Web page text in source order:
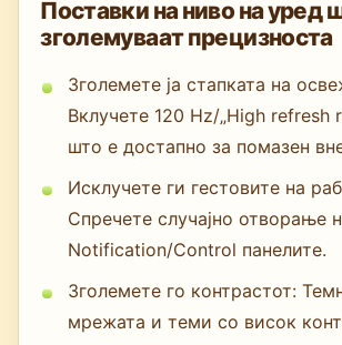
Поставки на ниво на уред
зголемуваат прецизноста
Зголемете ја стапката на
Вклучете 120 Hz/„High refresh
што е достапно за помазен
Исклучете ги гестовите на
Спречете случајно отворање
Notification/Control панелите.
Зголемете го контрастот:
мрежата и теми со висок